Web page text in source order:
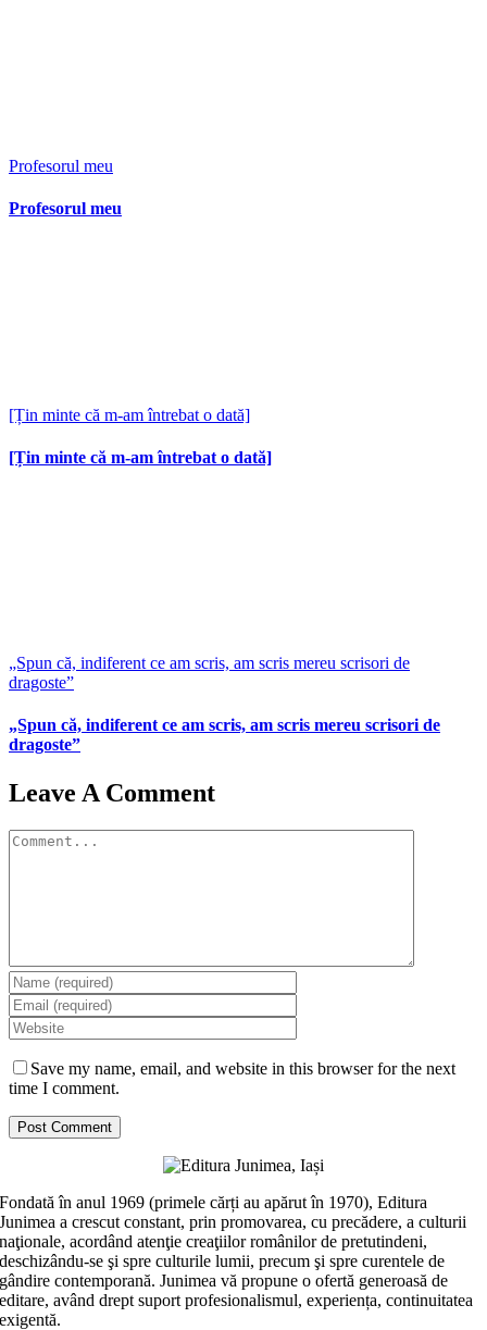
Profesorul meu
Profesorul meu
[Țin minte că m-am întrebat o dată]
[Țin minte că m-am întrebat o dată]
„Spun că, indiferent ce am scris, am scris mereu scrisori de
dragoste”
„Spun că, indiferent ce am scris, am scris mereu scrisori de
dragoste”
Leave A Comment
Comment
Save my name, email, and website in this browser for the next
time I comment.
Fondată în anul 1969 (primele cărți au apărut în 1970), Editura
Junimea a crescut constant, prin promovarea, cu precădere, a culturii
naţionale, acordând atenţie creaţiilor românilor de pretutindeni,
deschizându-se şi spre culturile lumii, precum şi spre curentele de
gândire contemporană. Junimea vă propune o ofertă generoasă de
editare, având drept suport profesionalismul, experiența, continuitatea
exigentă.